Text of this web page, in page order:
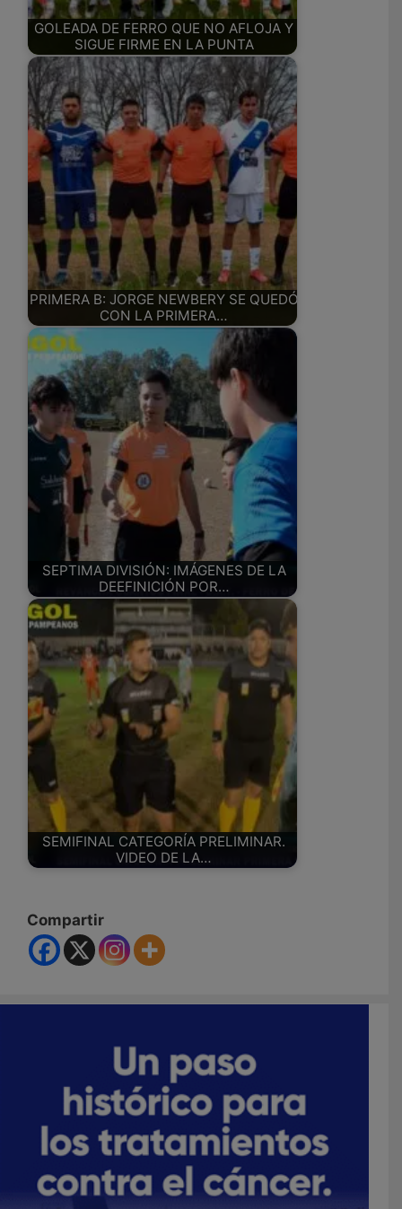
GOLEADA DE FERRO QUE NO AFLOJA Y
SIGUE FIRME EN LA PUNTA
PRIMERA B: JORGE NEWBERY SE QUEDÓ
CON LA PRIMERA…
SEPTIMA DIVISIÓN: IMÁGENES DE LA
DEEFINICIÓN POR…
SEMIFINAL CATEGORÍA PRELIMINAR.
VIDEO DE LA…
Compartir